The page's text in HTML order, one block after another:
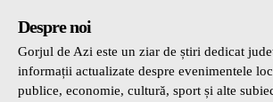
Despre noi
Gorjul de Azi este un ziar de știri dedicat
informații actualizate despre evenimentele
publice, economie, cultură, sport și alte